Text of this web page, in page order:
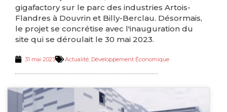
gigafactory sur le parc des industries Artois-
Flandres à Douvrin et Billy-Berclau. Désormais,
le projet se concrétise avec l'inauguration du
site qui se déroulait le 30 mai 2023.
31 mai 2023 Actualité, Développement Économique